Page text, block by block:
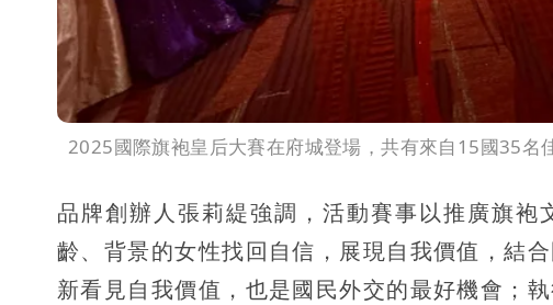
2025國際旗袍皇后大賽在府城登場，共有來自15國35名
品牌創辦人張莉緹強調，活動賽事以推廣旗
齡、背景的女性找回自信，展現自我價值，結
新看見自我價值，也是國民外交的最好機會；